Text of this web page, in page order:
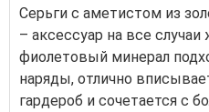
Серьги с аметистом из
– аксессуар на все
фиолетовый минерал
наряды, отлично
гардероб и сочетается с